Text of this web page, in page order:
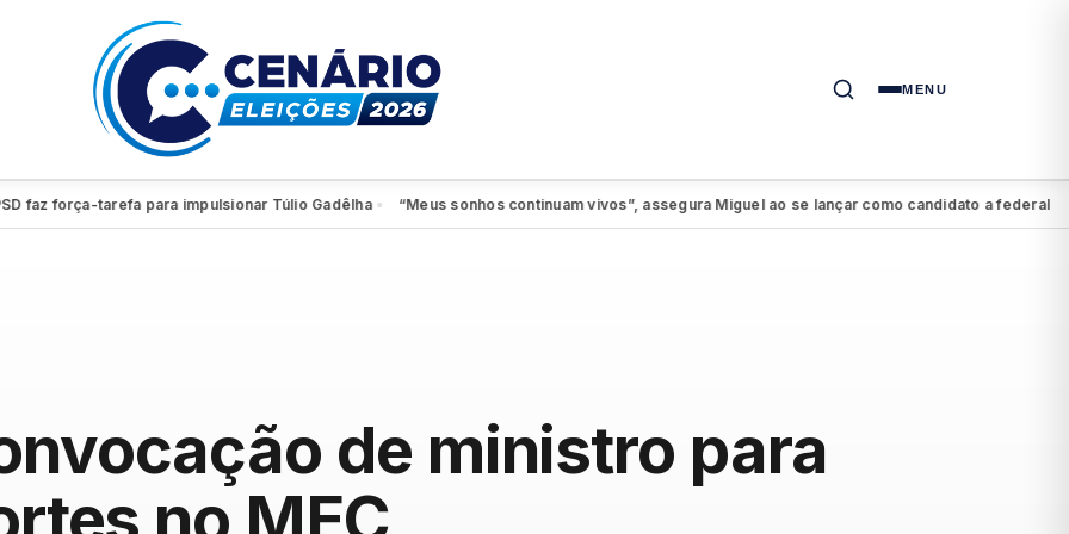
MENU
força-tarefa para impulsionar Túlio Gadêlha● “Meus sonhos continuam vivos”, assegura Miguel ao se lançar como candidato a federal●
de ministro para